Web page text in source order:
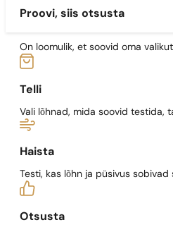
Proovi, siis otsusta
On loomulik, et soovid oma
Telli
Vali lõhnad, mida soovid testida,
Haista
Testi, kas lõhn ja püsivus sobivad
Otsusta